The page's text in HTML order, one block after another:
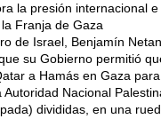
la presión internacional
Franja de Gaza
de Israel, Benjamín
su Gobierno permitió
a Hamás en Gaza
Autoridad Nacional
divididas, en una